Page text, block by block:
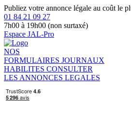
Publiez votre annonce légale au coût le
01 84 21 09 27
7h00 à 19h00 (non surtaxé)
Espace JAL-Pro
NOS
FORMULAIRES JOURNAUX
HABILITES CONSULTER
LES ANNONCES LEGALES